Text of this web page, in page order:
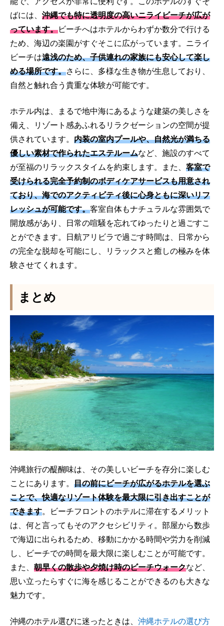
ばには、 沖縄でも特に透明度の高いニライビーチが広が
っています。ビーチへはホテルからわずか数分で行ける
ため、海辺の楽園がすぐそこに広がっています。ニライ
ビーチは遠浅のため、子供連れの家族にも安心して楽し
める場所です。さらに、多様な生き物が生息しており、
自然と触れ合う貴重な体験が可能です。
ホテル内は、まるで地中海にあるような建築の美しさを
備え、リゾート感あふれるリラクゼーションの空間が提
供されています。 内装の室内プールや、自然光が満ちる
優しい素材で作られたエステルームなど、施設のすべて
が至福のリラックスタイムを約束します。また、 客室で
受けられる完全予約制のボディケアサービスも用意され
ており、海でのアクティビティ後に心身ともに深いリフ
レッシュが可能です。客室自体もナチュラルな雰囲気で
開放感があり、日常の喧騒を忘れてゆったりと過ごすこ
とができます。日航アリビラで過ごす時間は、日常から
の完全な脱却を可能にし、リラックスと癒しの極みを体
験させてくれます。
まとめ
沖縄旅行の醍醐味は、その美しいビーチを存分に楽しむ
ことにあります。 目の前にビーチが広がるホテルを選ぶ
ことで、快適なリゾート体験を最大限に引き出すことが
できます。ビーチフロントのホテルに滞在するメリット
は、何と言ってもそのアクセシビリティ。部屋から数歩
で海辺に出られるため、移動にかかる時間や労力を削減
し、ビーチでの時間を最大限に楽しむことが可能です。
また、 朝早くの散歩や夕焼け時のビーチウォークなど、
思い立ったらすぐに海を感じることができるのも大きな
魅力です。
沖縄のホテル選びに迷ったときは、 沖縄ホテルの選び方